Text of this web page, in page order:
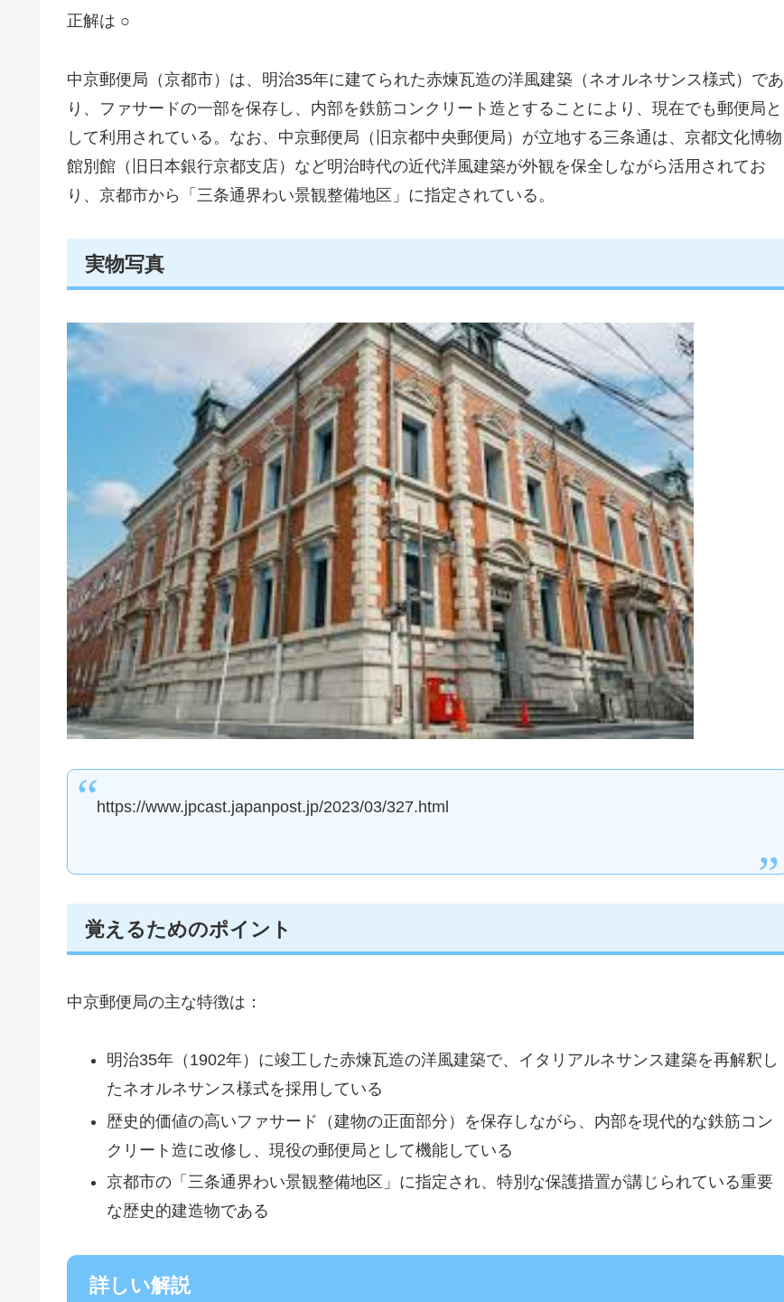
正解は ○
中京郵便局（京都市）は、明治35年に建てられた赤煉瓦造の洋風建築（ネオルネサンス様式）であ
り、ファサードの一部を保存し、内部を鉄筋コンクリート造とすることにより、現在でも郵便局と
して利用されている。なお、中京郵便局（旧京都中央郵便局）が立地する三条通は、京都文化博物
館別館（旧日本銀行京都支店）など明治時代の近代洋風建築が外観を保全しながら活用されてお
り、京都市から「三条通界わい景観整備地区」に指定されている。
実物写真
https://www.jpcast.japanpost.jp/2023/03/327.html
覚えるためのポイント
中京郵便局の主な特徴は：
明治35年（1902年）に竣工した赤煉瓦造の洋風建築で、イタリアルネサンス建築を再解釈し
たネオルネサンス様式を採用している
歴史的価値の高いファサード（建物の正面部分）を保存しながら、内部を現代的な鉄筋コン
クリート造に改修し、現役の郵便局として機能している
京都市の「三条通界わい景観整備地区」に指定され、特別な保護措置が講じられている重要
な歴史的建造物である
詳しい解説